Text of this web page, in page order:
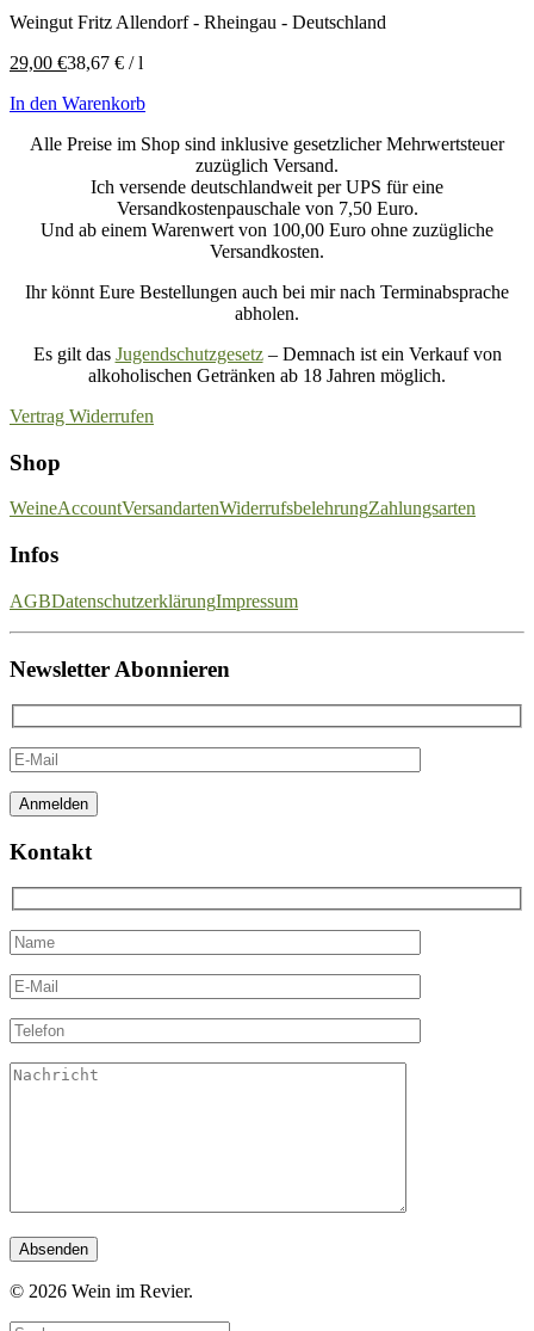
Weingut Fritz Allendorf - Rheingau - Deutschland
29,00 €38,67 € /l
In den Warenkorb
Alle Preise im Shop sind inklusive gesetzlicher Mehrwertsteuer
zuzüglich Versand.
Ich versende deutschlandweit per UPS für eine
Versandkostenpauschale von 7,50 Euro.
Und ab einem Warenwert von 100,00 Euro ohne zuzügliche
Versandkosten.
Ihr könnt Eure Bestellungen auch bei mir nach Terminabsprache
abholen.
Es gilt das Jugendschutzgesetz– Demnach ist ein Verkauf von
alkoholischen Getränken ab 18 Jahren möglich.
Vertrag Widerrufen
Shop
WeineAccountVersandartenWiderrufsbelehrungZahlungsarten
Infos
AGBDatenschutzerklärungImpressum
Newsletter Abonnieren
Kontakt
© 2026 Wein im Revier.